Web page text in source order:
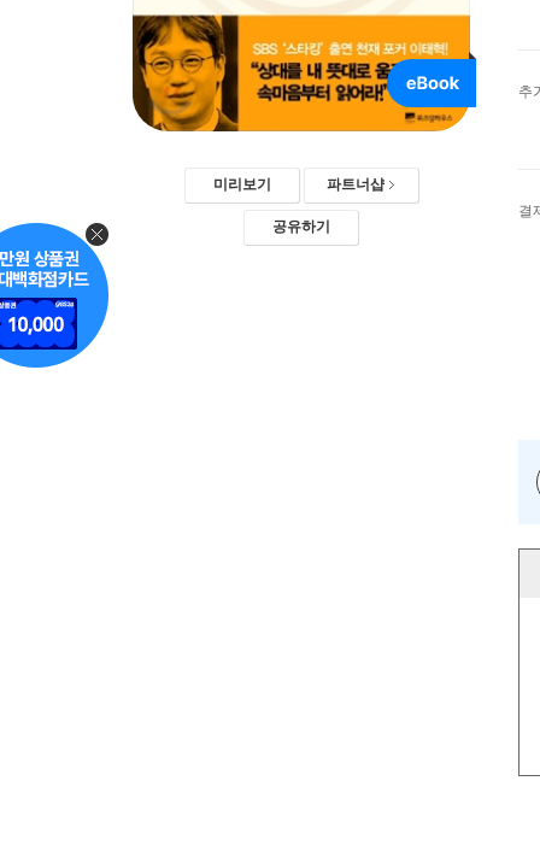
미리보기 파트너샵
공유하기
추
결